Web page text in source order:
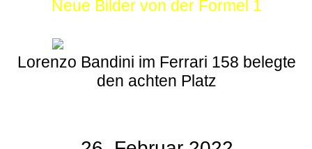
Neue Bilder von der Formel 1
Lorenzo Bandini im Ferrari 158 belegte
den achten Platz